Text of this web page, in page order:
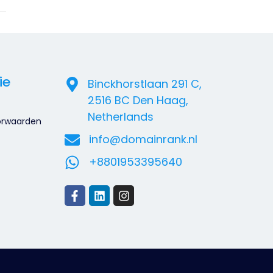
Binckhorstlaan 291 C,
2516 BC Den Haag,
Netherlands
info@domainrank.nl
+8801953395640